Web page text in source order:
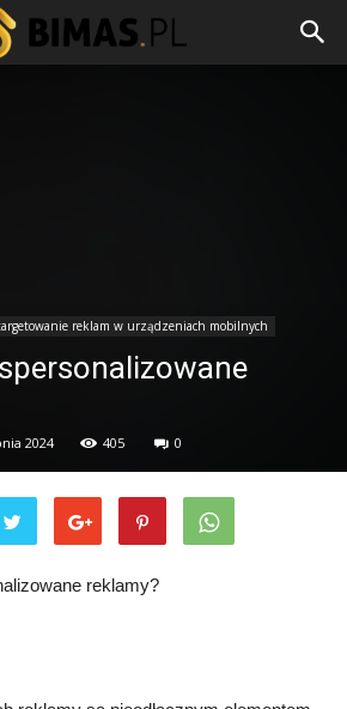
reklam w urządzeniach mobilnych
2024 405 0
reklamy?